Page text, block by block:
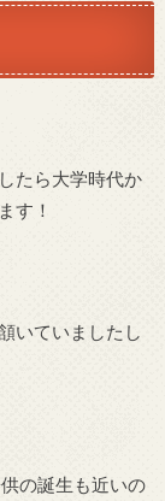
たら大学時代か
す！
いていましたし
の誕生も近いの